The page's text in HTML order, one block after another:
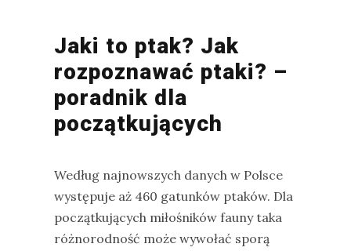
Jaki to ptak? Jak
rozpoznawać ptaki? –
poradnik dla
początkujących
Według najnowszych danych w Polsce
występuje aż 460 gatunków ptaków. Dla
początkujących miłośników fauny taka
różnorodność może wywołać sporą